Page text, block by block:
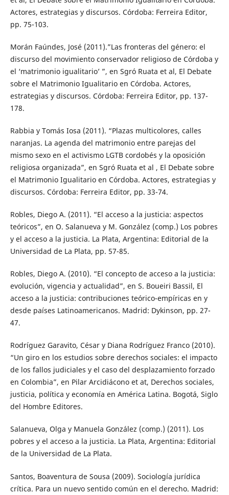
Actores, estrategias y discursos. Córdoba: Ferreira Editor,
pp. 75-103.
Morán Faúndes, José (2011).”Las fronteras del género: el
discurso del movimiento conservador religioso de Córdoba y
el ‘matrimonio igualitario’ ”, en Sgró Ruata et al, El Debate
sobre el Matrimonio Igualitario en Córdoba. Actores,
estrategias y discursos. Córdoba: Ferreira Editor, pp. 137-
178.
Rabbia y Tomás Iosa (2011). “Plazas multicolores, calles
naranjas. La agenda del matrimonio entre parejas del
mismo sexo en el activismo LGTB cordobés y la oposición
religiosa organizada”, en Sgró Ruata et al , El Debate sobre
el Matrimonio Igualitario en Córdoba. Actores, estrategias y
discursos. Córdoba: Ferreira Editor, pp. 33-74.
Robles, Diego A. (2011). “El acceso a la justicia: aspectos
teóricos”, en O. Salanueva y M. González (comp.) Los pobres
y el acceso a la justicia. La Plata, Argentina: Editorial de la
Universidad de La Plata, pp. 57-85.
Robles, Diego A. (2010). “El concepto de acceso a la justicia:
evolución, vigencia y actualidad”, en S. Boueiri Bassil, El
acceso a la justicia: contribuciones teórico-empíricas en y
desde países Latinoamericanos. Madrid: Dykinson, pp. 27-
47.
Rodríguez Garavito, César y Diana Rodríguez Franco (2010).
“Un giro en los estudios sobre derechos sociales: el impacto
de los fallos judiciales y el caso del desplazamiento forzado
en Colombia”, en Pilar Arcidiácono et at, Derechos sociales,
justicia, política y economía en América Latina. Bogotá, Siglo
del Hombre Editores.
Salanueva, Olga y Manuela González (comp.) (2011). Los
pobres y el acceso a la justicia. La Plata, Argentina: Editorial
de la Universidad de La Plata.
Santos, Boaventura de Sousa (2009). Sociología jurídica
crítica. Para un nuevo sentido común en el derecho. Madrid: